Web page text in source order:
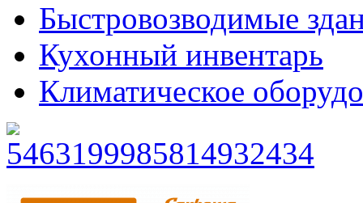
Быстровозводимые
Кухонный инвентарь
Климатическое